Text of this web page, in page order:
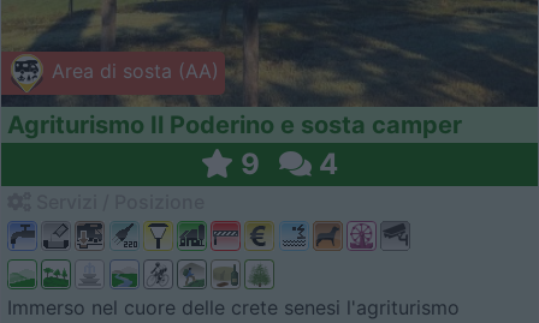
Area di sosta (AA)
Agriturismo Il Poderino e sosta camper
9 4
Immerso nel cuore delle crete senesi l'agriturismo